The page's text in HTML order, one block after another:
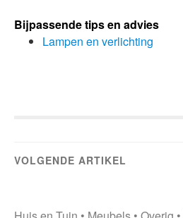
Bijpassende tips en advies
Lampen en verlichting
VOLGENDE ARTIKEL